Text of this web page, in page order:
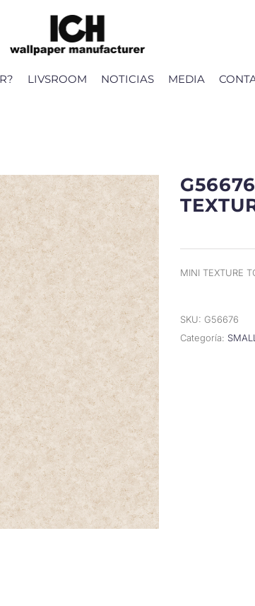
LIVSROOM NOTICIAS MEDIA
MINI TEXTURE
SKU: G56676
Categoría: